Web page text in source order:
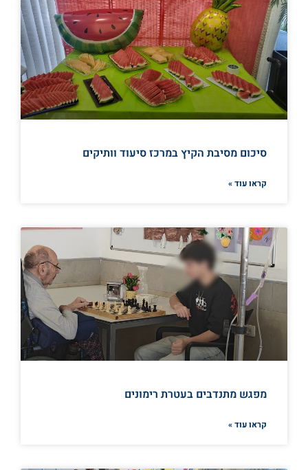
סיכום מסיבת הקיץ במרכז סיעוד וותיקים
קראו עוד »
מפגש מתנדבים בעטרת רימונים
קראו עוד »